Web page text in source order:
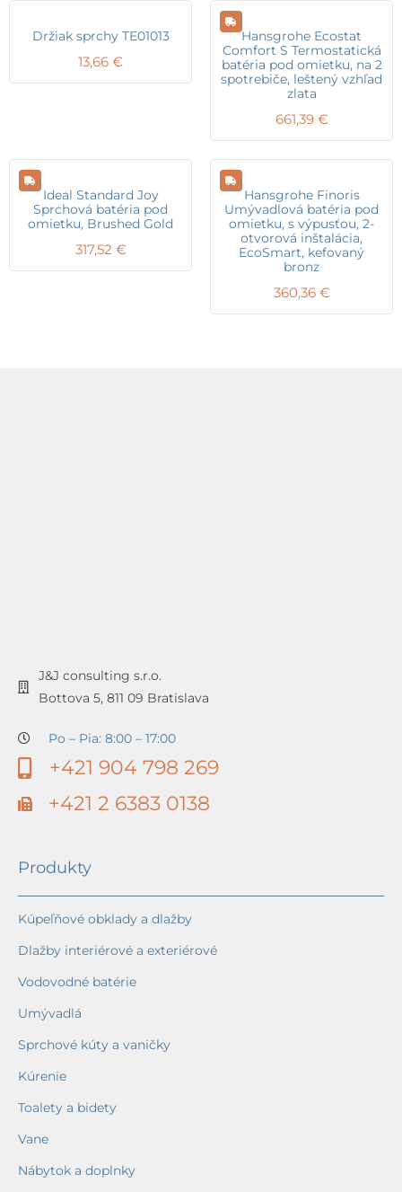
Držiak sprchy TE01013
13,66 €
Hansgrohe Ecostat
Comfort S Termostatická
batéria pod omietku, na 2
spotrebiče, leštený vzhľad
zlata
661,39 €
Ideal Standard Joy
Sprchová batéria pod
omietku, Brushed Gold
317,52 €
Hansgrohe Finoris
Umývadlová batéria pod
omietku, s výpusťou, 2-
otvorová inštalácia,
EcoSmart, kefovaný
bronz
360,36 €
J&J consulting s.r.o.
Bottova 5, 811 09 Bratislava
Po – Pia: 8:00 – 17:00
+421 904 798 269
+421 2 6383 0138
Produkty
Kúpeľňové obklady a dlažby
Dlažby interiérové a exteriérové
Vodovodné batérie
Umývadlá
Sprchové kúty a vaničky
Kúrenie
Toalety a bidety
Vane
Nábytok a doplnky